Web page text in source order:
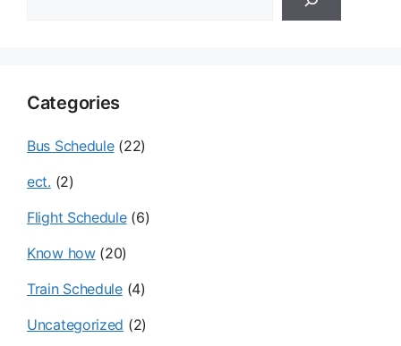
Categories
Bus Schedule(22)
ect. (2)
Flight Schedule(6)
Know how(20)
Train Schedule(4)
Uncategorized (2)